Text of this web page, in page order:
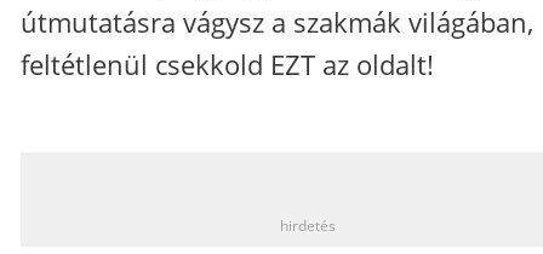
útmutatásra vágysz a szakmák világában,
feltétlenül csekkold EZT az oldalt!
hirdetés